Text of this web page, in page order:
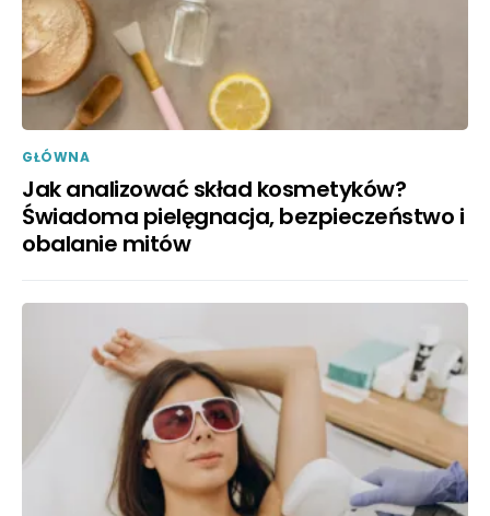
GŁÓWNA
Jak analizować skład kosmetyków?
Świadoma pielęgnacja, bezpieczeństwo i
obalanie mitów